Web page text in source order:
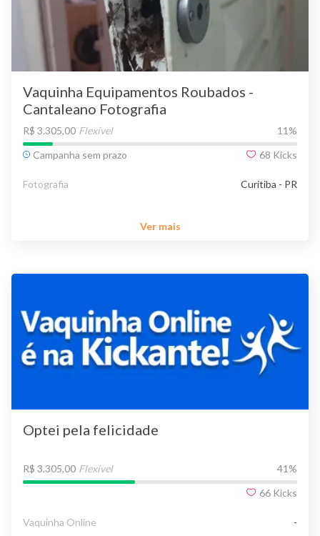
Vaquinha Equipamentos Roubados -
Cantaleano Fotografia
R$ 3.305,00 Flexível 11 %
Campanha sem prazo
68 Kicks
Fotografia Curitiba - PR
Ver mais
Optei pela felicidade
R$ 3.305,00 Flexível 41 %
66 Kicks
Vaquinha Online -